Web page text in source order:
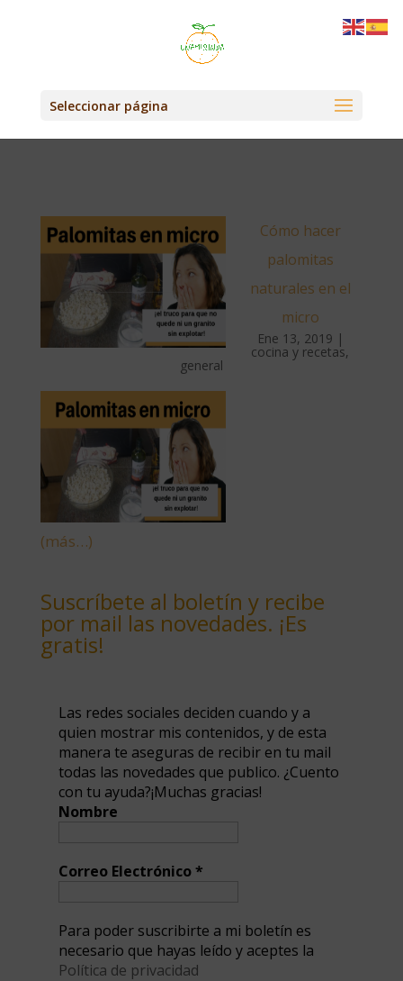
Seleccionar página
Cómo hacer
palomitas
naturales en el
micro
Ene 13, 2019 |
cocina y recetas,
general
(más…)
Suscríbete al boletín y recibe
por mail las novedades. ¡Es
gratis!
Las redes sociales deciden cuando y a
quien mostrar mis contenidos, y de esta
manera te aseguras de recibir en tu mail
todas las novedades que publico. ¿Cuento
con tu ayuda?¡Muchas gracias!
Nombre
Correo Electrónico*
Para poder suscribirte a mi boletín es
necesario que hayas leído y aceptes la
Política de privacidad